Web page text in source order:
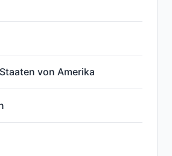
von Amerika